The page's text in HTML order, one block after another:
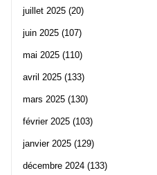
juillet 2025 (20)
juin 2025 (107)
mai 2025 (110)
avril 2025 (133)
mars 2025 (130)
février 2025 (103)
janvier 2025 (129)
décembre 2024 (133)